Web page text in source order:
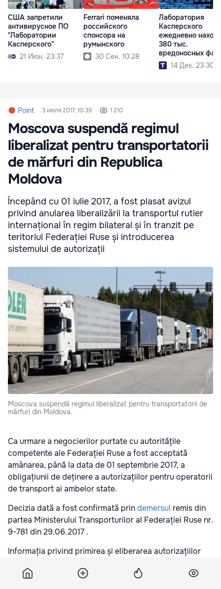
США запретили
антивирусное ПО
"Лаборатории
Касперского"
21 Июн. 23:37
Ferrari поменяла
российского
спонсора на
румынского
30 Сен. 10:28
Лаборатория
Касперского
ежедневно
380 тыс.
вредоносных
14 Дек. 23:30
Point 3 июля 2017, 10:35 1 210
Moscova suspendă regimul
liberalizat pentru transportatorii
de mărfuri din Republica
Moldova
Începând cu 01 iulie 2017, a fost plasat avizul
privind anularea liberalizării la transportul rutier
internațional în regim bilateral și în tranzit pe
teritoriul Federației Ruse și introducerea
sistemului de autorizații
Moscova suspendă regimul liberalizat pentru transportatorii de
mărfuri din Moldova.
Ca urmare a negocierilor purtate cu autoritățile
competente ale Federației Ruse a fost acceptată
amânarea, până la data de 01 septembrie 2017, a
obligațiunii de deținere a autorizațiilor pentru operatorii
de transport ai ambelor state.
Decizia dată a fost confirmată prindemersul remis din
partea Ministerului Transporturilor al Federației Ruse nr.
9-781 din 29.06.2017 .
Informația privind primirea și eliberarea autorizațiilor
transport moldoveni va fi plasată suplimentar pe pagina